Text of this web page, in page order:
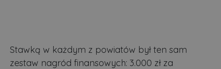
Stawką w każdym z powiatów był ten sam
zestaw nagród finansowych: 3.000 zł za